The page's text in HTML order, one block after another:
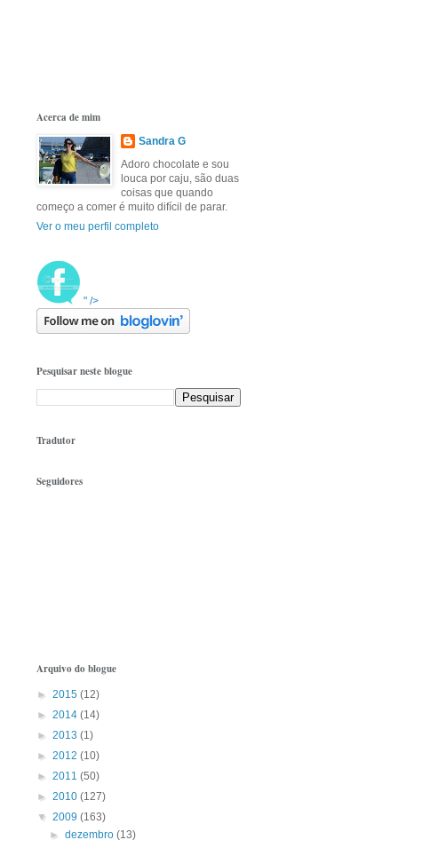
Acerca de mim
Sandra G
Adoro chocolate e sou
louca por caju, são duas
coisas que quando
começo a comer é muito difícil de parar.
Ver o meu perfil completo
" />
Pesquisar neste blogue
Tradutor
Seguidores
Arquivo do blogue
► 2015 (12)
► 2014 (14)
► 2013 (1)
► 2012 (10)
► 2011 (50)
► 2010 (127)
▼ 2009 (163)
►dezembro(13)